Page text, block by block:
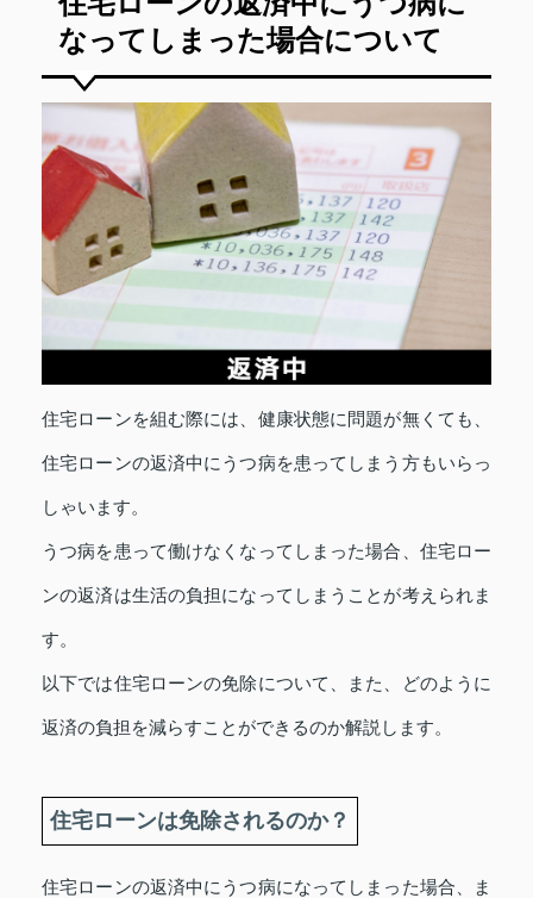
なってしまった場合について
住宅ローンを組む際には、健康状態に問題が無くても、
住宅ローンの返済中にうつ病を患ってしまう方もいらっ
しゃいます。
うつ病を患って働けなくなってしまった場合、住宅ロー
ンの返済は生活の負担になってしまうことが考えられま
す。
以下では住宅ローンの免除について、また、どのように
返済の負担を減らすことができるのか解説します。
住宅ローンは免除されるのか？
住宅ローンの返済中にうつ病になってしまった場合、ま